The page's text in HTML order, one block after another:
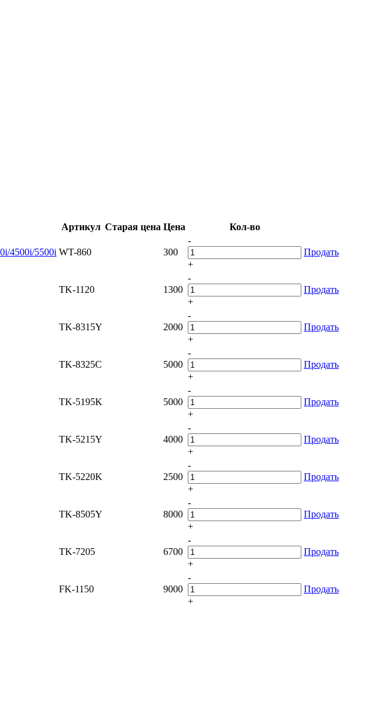
Артикул Старая цена Цена Кол-во
4500i/5500i WT-860 300
-
+
Продать
TK-1120 1300
-
+
Продать
TK-8315Y 2000
-
+
Продать
TK-8325C 5000
-
+
Продать
TK-5195K 5000
-
+
Продать
TK-5215Y 4000
-
+
Продать
TK-5220K 2500
-
+
Продать
TK-8505Y 8000
-
+
Продать
TK-7205 6700
-
+
Продать
FK-1150 9000
-
+
Продать